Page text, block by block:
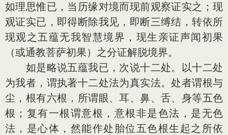
如理思惟已，当历缘对境而现前观察证实之；现
观证实已，即得断除我见，即断三缚结，转依所
现观之五蕴无我智慧境界，现生亲证声闻初果
（或通教菩萨初果）之分证解脱境界。
如是略说五蕴我已，次说十二处。以十二处
为我者，谓执著十二处法为真实法。处者谓根与
尘，根有六根，所谓眼、耳、鼻、舌、身等五色
根；复有一根谓意根，意根非是色法，是无色
法，是心体，然能作处胎位五色根生起之所依